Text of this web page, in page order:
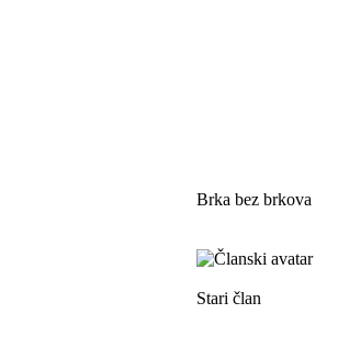
Brka bez brkova
Stari član